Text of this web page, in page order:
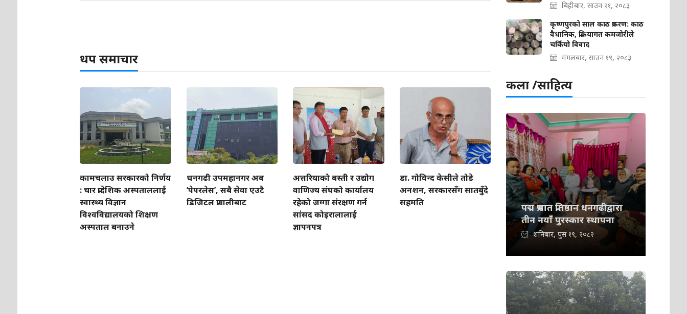
थप समाचार
कामचलाउ सरकारको निर्णय
: चार प्रादेशिक अस्पताललाई
स्वास्थ्य विज्ञान
विश्वविद्यालयको शिक्षण
अस्पताल बनाउने
धनगढी उपमहानगर अब
‘पेपरलेस’, सबै सेवा एउटै
डिजिटल प्रणालीबाट
अत्तरियाको बस्ती र उद्योग
वाणिज्य संघको कार्यालय
रहेको जग्गा संरक्षण गर्न
सांसद कोइरालालाई
ज्ञापनपत्र
डा. गोविन्द केसीले तोडे
अनशन, सरकारसँग सातबुँदे
सहमति
बिहीबार, साउन २१, २०८३
कृष्णपुरको साल काठ प्रकरण: काठ
वैधानिक, प्रक्रियागत कमजोरीले
चर्कियो विवाद
मंगलबार, साउन १९, २०८३
कला /साहित्य
पद्म प्रभात प्रतिष्ठान धनगढीद्वारा
तीन नयाँ पुरस्कार स्थापना
शनिबार, पुस १९, २०८२